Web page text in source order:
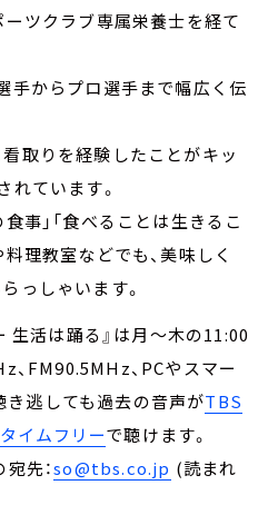
ーツクラブ専属栄養士を経て
手からプロ選手まで幅広く伝
取りを経験したことがキッ
れています。
事」「食べることは生きるこ
理教室などでも、美味しく
っしゃいます。
生活は踊る』は月～木の11:00
、FM90.5MHz、PCやスマー
き逃しても過去の音声がTBS
イムフリーで聴けます。
先：so@tbs.co.jp (読まれ